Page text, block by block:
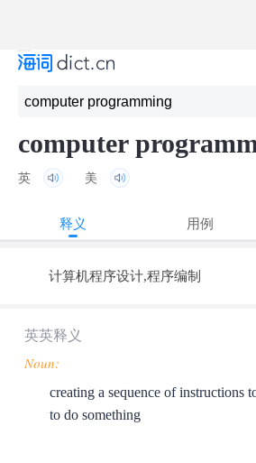
computer
英 美
释义 用例
计算机程序设计,程序编制
英英释义
Noun:
creating a sequence of instructions
to do something